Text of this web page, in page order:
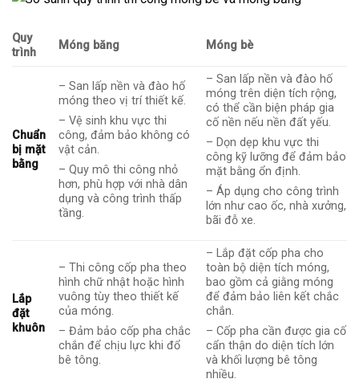
Quy
trình
Móng băng Móng bè
Chuẩn
bị mặt
bằng
– San lấp nền và đào hố
móng theo vị trí thiết kế.
– Vệ sinh khu vực thi
công, đảm bảo không có
vật cản.
– Quy mô thi công nhỏ
hơn, phù hợp với nhà dân
dụng và công trình thấp
tầng.
– San lấp nền và đào hố
móng trên diện tích rộng,
có thể cần biện pháp gia
cố nền nếu nền đất yếu.
– Dọn dẹp khu vực thi
công kỹ lưỡng để đảm bảo
mặt bằng ổn định.
– Áp dụng cho công trình
lớn như cao ốc, nhà xưởng,
bãi đỗ xe.
Lắp
đặt
khuôn
– Thi công cốp pha theo
hình chữ nhật hoặc hình
vuông tùy theo thiết kế
của móng.
– Đảm bảo cốp pha chắc
chắn để chịu lực khi đổ
bê tông.
– Lắp đặt cốp pha cho
toàn bộ diện tích móng,
bao gồm cả giằng móng
để đảm bảo liên kết chắc
chắn.
– Cốp pha cần được gia cố
cẩn thận do diện tích lớn
và khối lượng bê tông
nhiều.